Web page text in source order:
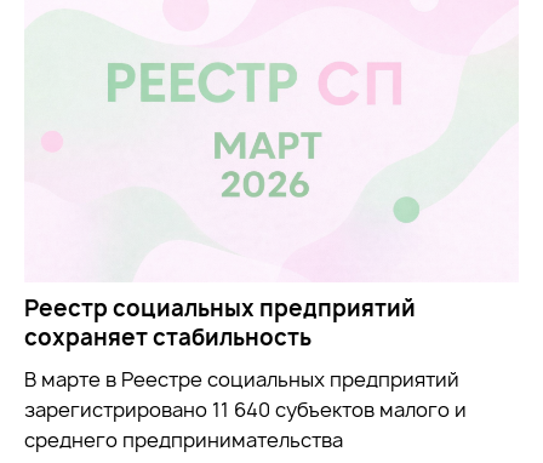
Реестр социальных предприятий
сохраняет стабильность
В марте в Реестре социальных предприятий
зарегистрировано 11 640 субъектов малого и
среднего предпринимательства